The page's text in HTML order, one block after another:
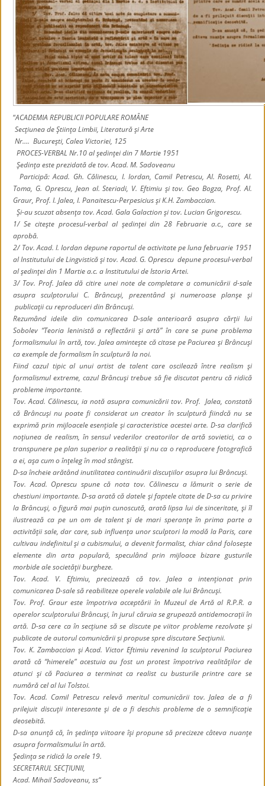
“ACADEMIA REPUBLICII POPULARE ROMÂNE
Secţiunea de Ştiinţa Limbii, Literatură şi Arte
Nr…. Bucureşti, Calea Victoriei, 125
PROCES-VERBAL Nr.10 al şedinţei din 7 Martie 1951
Şedinţa este prezidată de tov. Acad. M. Sadoveanu
Participă: Acad. Gh. Călinescu, I. Iordan, Camil Petrescu, Al. Rosetti, Al.
Toma, G. Oprescu, Jean al. Steriadi, V. Eftimiu şi tov. Geo Bogza, Prof. Al.
Graur, Prof. I. Jalea, I. Panaitescu-Perpesicius şi K.H. Zambaccian.
Şi-au scuzat absenţa tov. Acad. Gala Galaction şi tov. Lucian Grigorescu.
1/ Se citeşte procesul-verbal al şedinţei din 28 Februarie a.c., care se
aprobă.
2/ Tov. Acad. I. Iordan depune raportul de activitate pe luna februarie 1951
al Institutului de Lingvistică şi tov. Acad. G. Oprescu depune procesul-verbal
al şedinţei din 1 Martie a.c. a Institutului de Istoria Artei.
3/ Tov. Prof. Jalea dă citire unei note de completare a comunicării d-sale
asupra sculptorului C. Brâncuşi, prezentând şi numeroase planşe şi
publicaţii cu reproduceri din Brâncuşi.
Rezumând ideile din comunicarea D-sale anterioară asupra cărţii lui
Sobolev “Teoria leninistă a reflectării şi artă” în care se pune problema
formalismului în artă, tov. Jalea aminteşte că citase pe Paciurea şi Brâncuşi
ca exemple de formalism în sculptură la noi.
Fiind cazul tipic al unui artist de talent care oscilează între realism şi
formalismul extreme, cazul Brâncuşi trebue să fie discutat pentru că ridică
probleme importante.
Tov. Acad. Călinescu, ia notă asupra comunicării tov. Prof. Jalea, constată
că Brâncuşi nu poate fi considerat un creator în sculptură fiindcă nu se
exprimă prin mijloacele esenţiale şi caracteristice acestei arte. D-sa clarifică
noţiunea de realism, în sensul vederilor creatorilor de artă sovietici, ca o
transpunere pe plan superior a realităţii şi nu ca o reproducere fotografică
a ei, aşa cum o înţeleg în mod stângist.
D-sa încheie arătând inutilitatea continuării discuţiilor asupra lui Brâncuşi.
Tov. Acad. Oprescu spune că nota tov. Călinescu a lămurit o serie de
chestiuni importante. D-sa arată că datele şi faptele citate de D-sa cu privire
la Brâncuşi, o figură mai puţin cunoscută, arată lipsa lui de sinceritate, şi îl
ilustrează ca pe un om de talent şi de mari speranţe în prima parte a
activităţii sale, dar care, sub influenţa unor sculptori la modă la Paris, care
cultivau indefinitul şi a cubismului, a devenit formalist, chiar când foloseşte
elemente din arta populară, speculând prin mijloace bizare gusturile
morbide ale societăţii burgheze.
Tov. Acad. V. Eftimiu, precizează că tov. Jalea a intenţionat prin
comunicarea D-sale să reabiliteze operele valabile ale lui Brâncuşi.
Tov. Prof. Graur este împotriva acceptării în Muzeul de Artă al R.P.R. a
operelor sculptorului Brâncuşi, în jurul căruia se grupează antidemocraţii în
artă. D-sa cere ca în secţiune să se discute pe viitor probleme rezolvate şi
publicate de autorul comunicării şi propuse spre discutare Secţiunii.
Tov. K. Zambaccian şi Acad. Victor Eftimiu revenind la sculptorul Paciurea
arată că “himerele” acestuia au fost un protest împotriva realităţilor de
atunci şi că Paciurea a terminat ca realist cu busturile printre care se
numără cel al lui Tolstoi.
Tov. Acad. Camil Petrescu relevă meritul comunicării tov. Jalea de a fi
prilejuit discuţii interesante şi de a fi deschis probleme de o semnificaţie
deosebită.
D-sa anunţă că, în şedinţa viitoare îşi propune să precizeze câteva nuanţe
asupra formalismului în artă.
Şedinţa se ridică la orele 19.
SECRETARUL SECŢIUNII,
Acad. Mihail Sadoveanu, ss“